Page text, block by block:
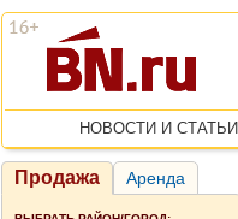
НОВОСТИ И СТАТЬИ
Продажа Аренда